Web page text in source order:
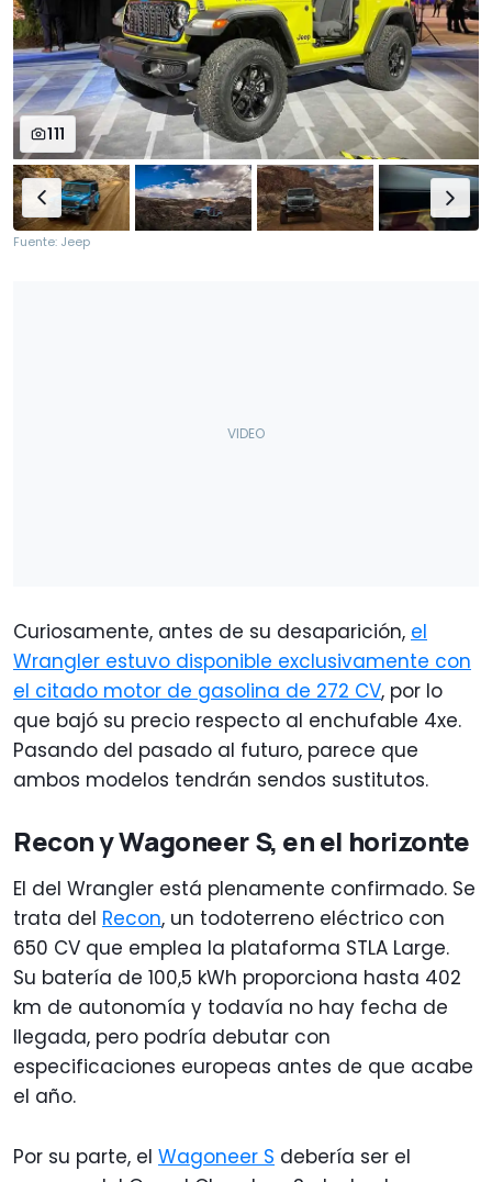
111
Fuente: Jeep
Curiosamente, antes de su desaparición, el
Wrangler estuvo disponible exclusivamente con
el citado motor de gasolina de 272 CV, por lo
que bajó su precio respecto al enchufable 4xe.
Pasando del pasado al futuro, parece que
ambos modelos tendrán sendos sustitutos.
Recon y Wagoneer S, en el horizonte
El del Wrangler está plenamente confirmado. Se
trata del Recon, un todoterreno eléctrico con
650 CV que emplea la plataforma STLA Large.
Su batería de 100,5 kWh proporciona hasta 402
km de autonomía y todavía no hay fecha de
llegada, pero podría debutar con
especificaciones europeas antes de que acabe
el año.
Por su parte, el Wagoneer S debería ser el